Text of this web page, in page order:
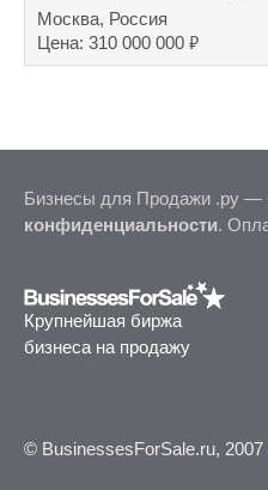
туров за рубеж
Москва, Россия
Цена: 310 000 000 ₽
Бизнесы для Продажи .ру —
конфиденциальности.
Крупнейшая биржа
бизнеса на продажу
© BusinessesForSale.ru, 2007